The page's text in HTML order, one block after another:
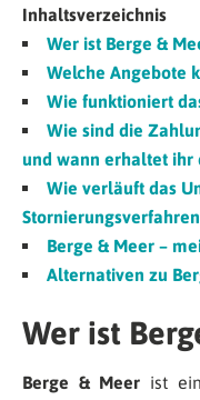
Inhaltsverzeichnis
Wer ist Berge &
Welche Angebote
Wie funktioniert
Wie sind die
und wann erhaltet ihr
Wie verläuft das
Berge & Meer –
Alternativen zu
Wer ist
Berge & Meer ist